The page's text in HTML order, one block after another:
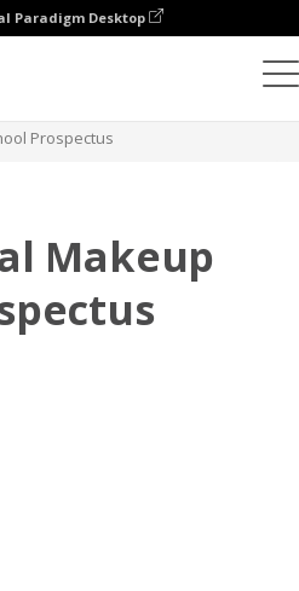
Paradigm Desktop
Prospectus
Makeup